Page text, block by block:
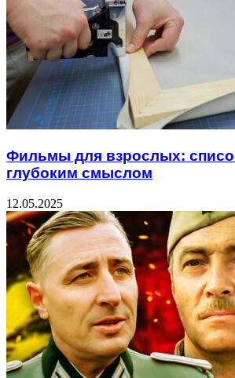
Фильмы для взрослых:
глубоким смыслом
12.05.2025